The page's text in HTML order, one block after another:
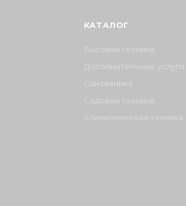
КАТАЛОГ
Бытовая техника
Дополнительные услуги
Сантехника
Садовая техника
Климатическая техника